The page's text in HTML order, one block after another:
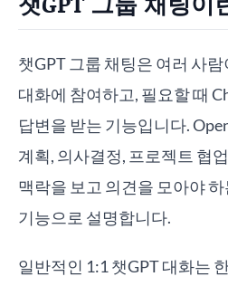
챗GPT 그룹 채팅은 여러 사
대화에 참여하고, 필요할 때
답변을 받는 기능입니다.
계획, 의사결정, 프로젝트 협
맥락을 보고 의견을 모아야
기능으로 설명합니다.
일반적인 1:1 챗GPT 대화는